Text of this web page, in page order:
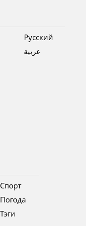
Pусский
عربية
Спорт
Погода
Тэги